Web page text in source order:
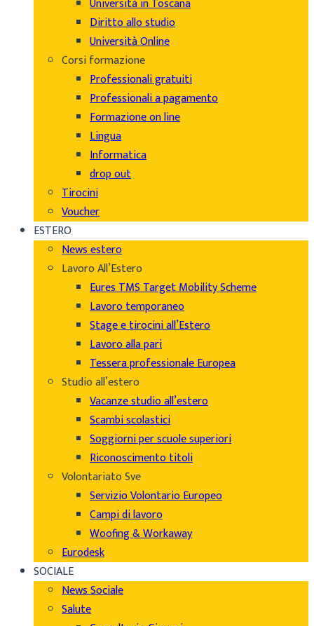
Università in Toscana
Diritto allo studio
Università Online
Corsi formazione
Professionali gratuiti
Professionali a pagamento
Formazione on line
Lingua
Informatica
drop out
Tirocini
Voucher
ESTERO
News estero
Lavoro All’Estero
Eures TMS Target Mobility Scheme
Lavoro temporaneo
Stage e tirocini all’Estero
Lavoro alla pari
Tessera professionale Europea
Studio all’estero
Vacanze studio all’estero
Scambi scolastici
Soggiorni per scuole superiori
Riconoscimento titoli
Volontariato Sve
Servizio Volontario Europeo
Campi di lavoro
Woofing & Workaway
Eurodesk
SOCIALE
News Sociale
Salute